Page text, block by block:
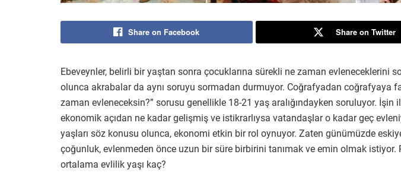
Share on Facebook Share on Twitter
Ebeveynler, belirli bir yaştan sonra çocuklarına sürekli ne zaman evleneceklerini
olunca akrabalar da aynı soruyu sormadan durmuyor. Coğrafyadan coğrafyaya
zaman evleneceksin?” sorusu genellikle 18-21 yaş aralığındayken soruluyor. İşin
ekonomik açıdan ne kadar gelişmiş ve istikrarlıysa vatandaşlar o kadar geç
yaşları söz konusu olunca, ekonomi etkin bir rol oynuyor. Zaten günümüzde
çoğunluk, evlenmeden önce uzun bir süre birbirini tanımak ve emin olmak istiyor.
ortalama evlilik yaşı kaç?